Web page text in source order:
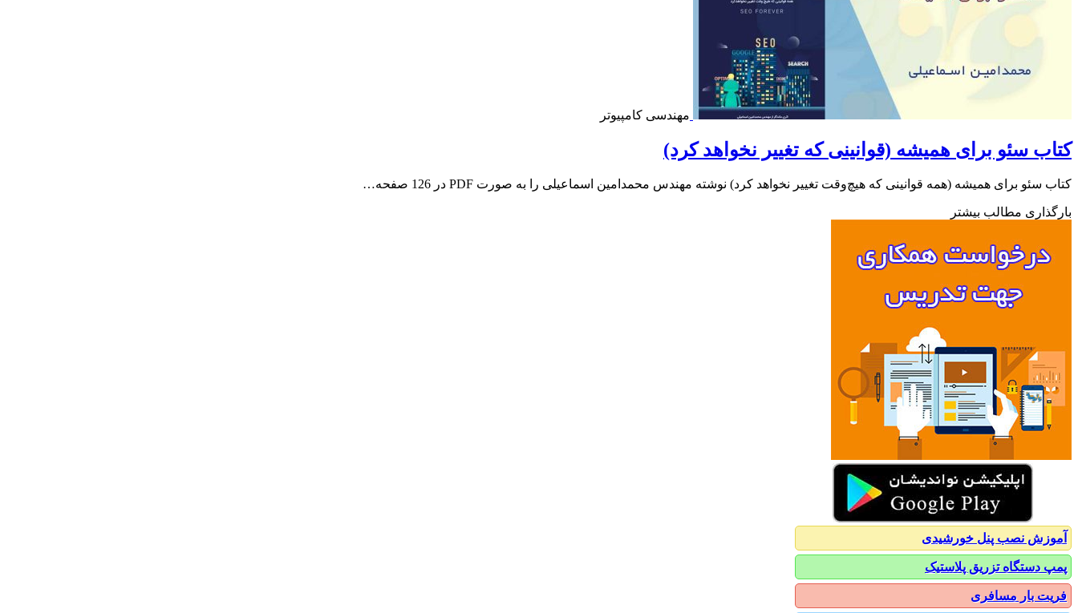
مهندسی کامپیوتر
کتاب سئو برای همیشه (قوانینی که تغییر نخواهد کرد)
کتاب سئو برای همیشه (همه قوانینی که هیچ‌وقت تغییر نخواهد کرد) نوشته مهندس محمدامین اسماعیلی را به صورت PDF در 126 صفحه…
بارگذاری مطالب بیشتر
آموزش نصب پنل خورشیدی
پمپ دستگاه تزریق پلاستیک
فریت بار مسافری